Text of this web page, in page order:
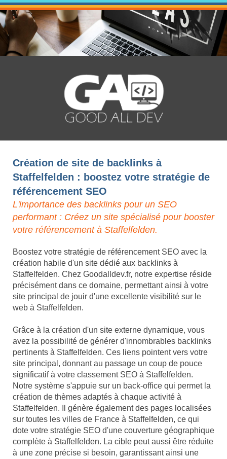
Création de site de backlinks à
Staffelfelden : boostez votre stratégie de
référencement SEO
L'importance des backlinks pour un SEO
performant : Créez un site spécialisé pour booster
votre référencement à Staffelfelden.
Boostez votre stratégie de référencement SEO avec la
création habile d'un site dédié aux backlinks à
Staffelfelden. Chez Goodalldev.fr, notre expertise réside
précisément dans ce domaine, permettant ainsi à votre
site principal de jouir d'une excellente visibilité sur le
web à Staffelfelden.
Grâce à la création d'un site externe dynamique, vous
avez la possibilité de générer d'innombrables backlinks
pertinents à Staffelfelden. Ces liens pointent vers votre
site principal, donnant au passage un coup de pouce
significatif à votre classement SEO à Staffelfelden.
Notre système s'appuie sur un back-office qui permet la
création de thèmes adaptés à chaque activité à
Staffelfelden. Il génère également des pages localisées
sur toutes les villes de France à Staffelfelden, ce qui
dote votre stratégie SEO d'une couverture géographique
complète à Staffelfelden. La cible peut aussi être réduite
à une zone précise si besoin, garantissant ainsi une